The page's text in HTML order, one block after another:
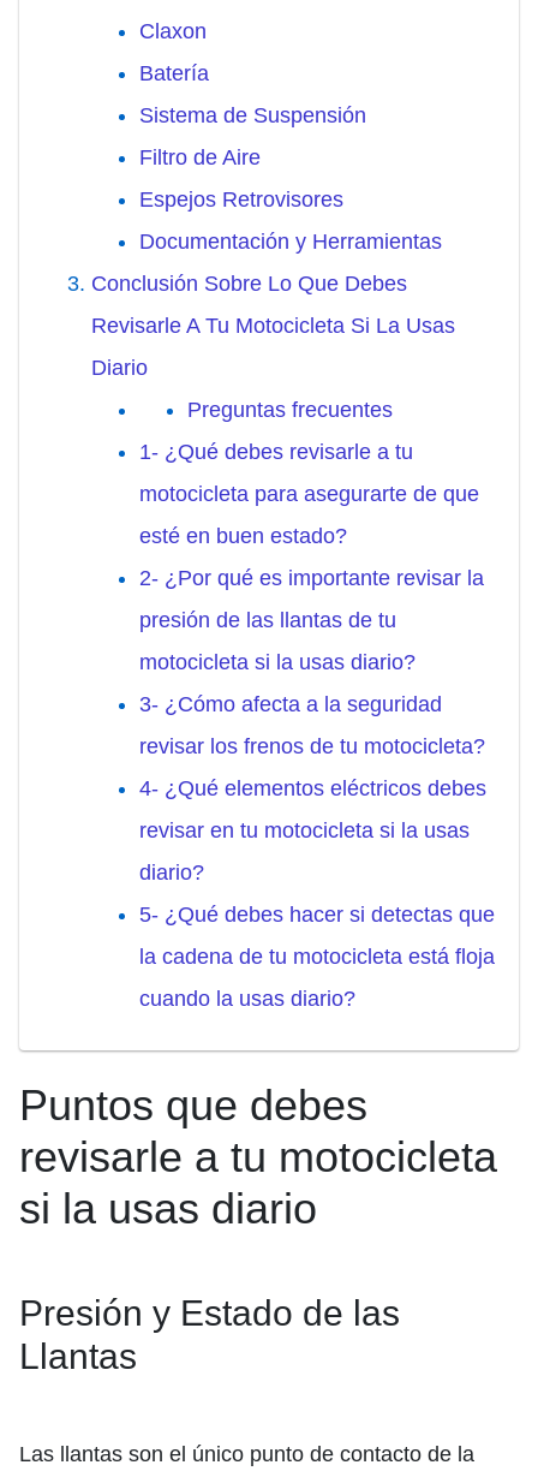
Claxon
Batería
Sistema de Suspensión
Filtro de Aire
Espejos Retrovisores
Documentación y Herramientas
Conclusión Sobre Lo Que Debes
Revisarle A Tu Motocicleta Si La Usas
Diario
Preguntas frecuentes
1- ¿Qué debes revisarle a tu
motocicleta para asegurarte de que
esté en buen estado?
2- ¿Por qué es importante revisar la
presión de las llantas de tu
motocicleta si la usas diario?
3- ¿Cómo afecta a la seguridad
revisar los frenos de tu motocicleta?
4- ¿Qué elementos eléctricos debes
revisar en tu motocicleta si la usas
diario?
5- ¿Qué debes hacer si detectas que
la cadena de tu motocicleta está floja
cuando la usas diario?
Puntos que debes
revisarle a tu motocicleta
si la usas diario
Presión y Estado de las
Llantas
Las llantas son el único punto de contacto de la